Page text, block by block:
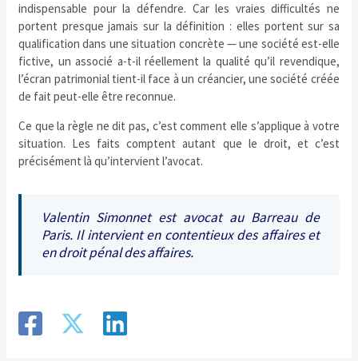
indispensable pour la défendre. Car les vraies difficultés ne
portent presque jamais sur la définition : elles portent sur sa
qualification dans une situation concrète — une société est-elle
fictive, un associé a-t-il réellement la qualité qu’il revendique,
l’écran patrimonial tient-il face à un créancier, une société créée
de fait peut-elle être reconnue.
Ce que la règle ne dit pas, c’est comment elle s’applique à votre
situation. Les faits comptent autant que le droit, et c’est
précisément là qu’intervient l’avocat.
Valentin Simonnet est avocat au Barreau de
Paris. Il intervient en contentieux des affaires et
en droit pénal des affaires.